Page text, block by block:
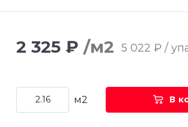
2 325 ₽ /м2 5 022 ₽ /
м2 В